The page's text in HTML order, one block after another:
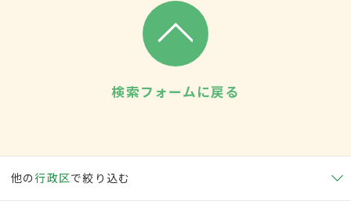
検索フォームに戻る
他の行政区で絞り込む